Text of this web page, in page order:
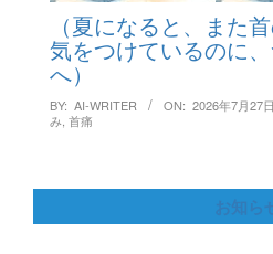
（夏になると、また
気をつけているのに
へ）
BY: AI-WRITER ON: 2026年7月27日
み, 首痛
お知ら